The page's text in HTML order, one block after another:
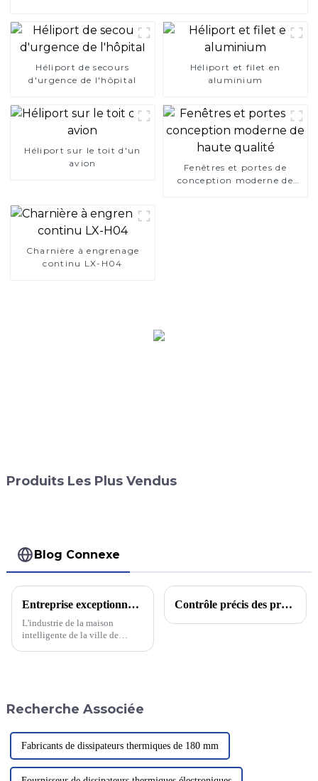
Héliport de secours
d'urgence de l'hôpital
Héliport et filet en
aluminium
Héliport sur le toit d'un
avion
Fenêtres et portes de
conception moderne de
Charnière à engrenage
continu LX-H04
Produits Les Plus Vendus
Blog Connexe
Entreprise exceptionnelle dans la ville de Lishui, ville de Foshan
L'industrie de la maison
intelligente de la ville de
Contrôle précis des processus de fusion et de coulée d'alliages d'aluminium : une analyse complète de l'introduction de l'alliage d'aluminium 6063.
Recherche Associée
Fabricants de dissipateurs thermiques de 180 mm